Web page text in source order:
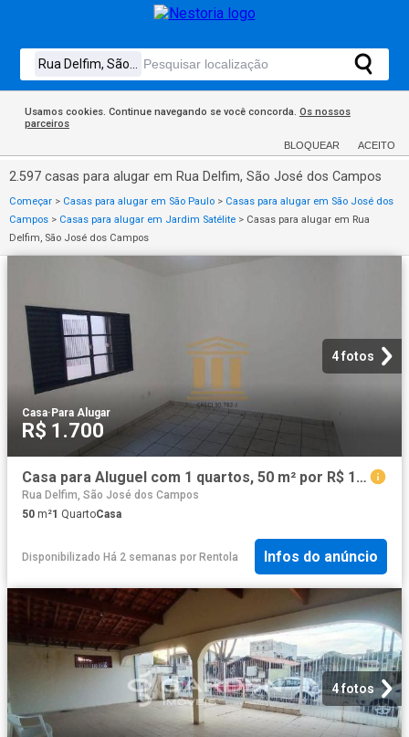
Usamos cookies. Continue navegando se você concorda. Os nossos
parceiros
BLOQUEAR ACEITO
2.597 casas para alugar em Rua Delfim, São José dos Campos
Começar > Casas para alugar em São Paulo > Casas para alugar em São José dos
Campos > Casas para alugar em Jardim Satélite > Casas para alugar em Rua
Delfim, São José dos Campos
4 fotos
Casa· Para Alugar
R$ 1.700
Casa para Aluguel com 1 quartos, 50 m² por R$ 1.700
Rua Delfim, São José dos Campos
50 m²1 QuartoCasa
Disponibilizado Há 2 semanas por Rentola Infos do anúncio
4 fotos